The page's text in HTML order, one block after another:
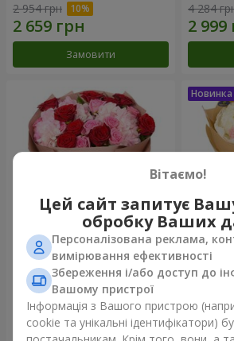
2 954 грн
Замовити
4 284
Букет "Чарівність троянд та
гортензій"
3 513 грн
Замовити
Букет
Вітаємо!
Цей сайт запитує
обробку Ваших
Персоналізована реклама,
вимірювання ефективності
Збереження і/або доступ до
Вашому пристрої
Інформація з Вашого пристрою
cookie та унікальні ідентифікатори)